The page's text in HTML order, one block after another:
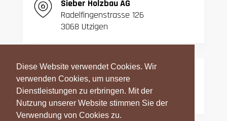
Diese Website verwendet Cookies. Wir
verwenden Cookies, um unsere
Dienstleistungen zu erbringen. Mit der
Nutzung unserer Website stimmen Sie der
Verwendung von Cookies zu.
Sieber Holzbau AG
Radelfingenstrasse 126
3068 Utzigen
T:031 839 06 27
031 839 42 23